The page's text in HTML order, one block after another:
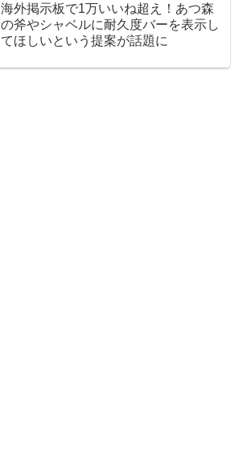
海外掲示板で1万いいね超え！あつ森
の斧やシャベルに耐久度バーを表示し
てほしいという提案が話題に